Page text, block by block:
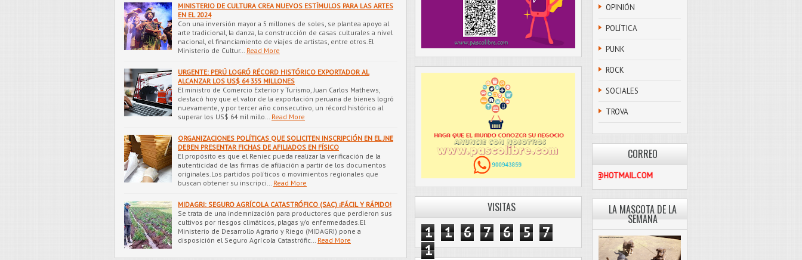
MINISTERIO DE CULTURA CREA NUEVOS ESTÍMULOS PARA LAS ARTES
EN EL 2024
Con una inversión mayor a 5 millones de soles, se plantea apoyo al
arte tradicional, la danza, la construcción de casas culturales a nivel
nacional, el financiamiento de viajes de artistas, entre otros.El
Ministerio de Cultur…
Read More
URGENTE: PERÚ LOGRÓ RÉCORD HISTÓRICO EXPORTADOR AL
ALCANZAR LOS US$ 64 355 MILLONES
El ministro de Comercio Exterior y Turismo, Juan Carlos Mathews,
destacó hoy que el valor de la exportación peruana de bienes logró
nuevamente, y por tercer año consecutivo, un récord histórico al
superar los US$ 64 mil millo…
Read More
ORGANIZACIONES POLÍTICAS QUE SOLICITEN INSCRIPCIÓN EN EL JNE
DEBEN PRESENTAR FICHAS DE AFILIADOS EN FÍSICO
El propósito es que el Reniec pueda realizar la verificación de la
autenticidad de las firmas de afiliación a partir de los documentos
originales.Los partidos políticos o movimientos regionales que
buscan obtener su inscripci…
Read More
MIDAGRI: SEGURO AGRÍCOLA CATASTRÓFICO (SAC) ¡FÁCIL Y RÁPIDO!
Se trata de una indemnización para productores que perdieron sus
cultivos por riesgos climáticos, plagas y/o enfermedades.El
Ministerio de Desarrollo Agrario y Riego (MIDAGRI) pone a
disposición el Seguro Agrícola Catastrófic…
Read More
VISITAS
1 1 6 7 6 5
7
1
OPINIÓN
POLÍTICA
PUNK
ROCK
SOCIALES
TROVA
CORREO
PASCOLIBRE@HOTMAIL.COM
LA MASCOTA DE LA
SEMANA